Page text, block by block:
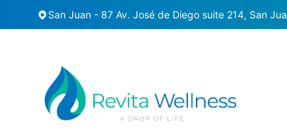
San Juan - 87 Av. José de Diego suite 214, San
/Shots / Terapia NAD+